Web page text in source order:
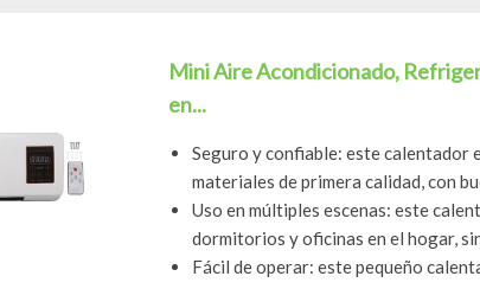
Mini Aire Acondicionado,
en...
Seguro y confiable: este calentador
materiales de primera calidad, con
Uso en múltiples escenas: este
dormitorios y oficinas en el hogar,
Fácil de operar: este pequeño